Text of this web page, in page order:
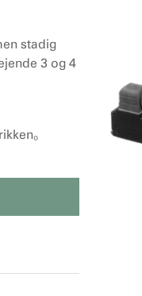
stadig
3 og 4
。